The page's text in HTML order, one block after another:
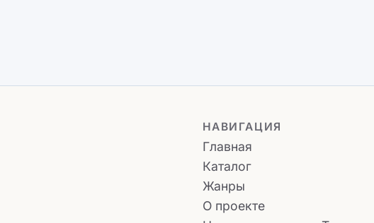
НАВИГАЦИЯ
Главная
Каталог
Жанры
О проекте